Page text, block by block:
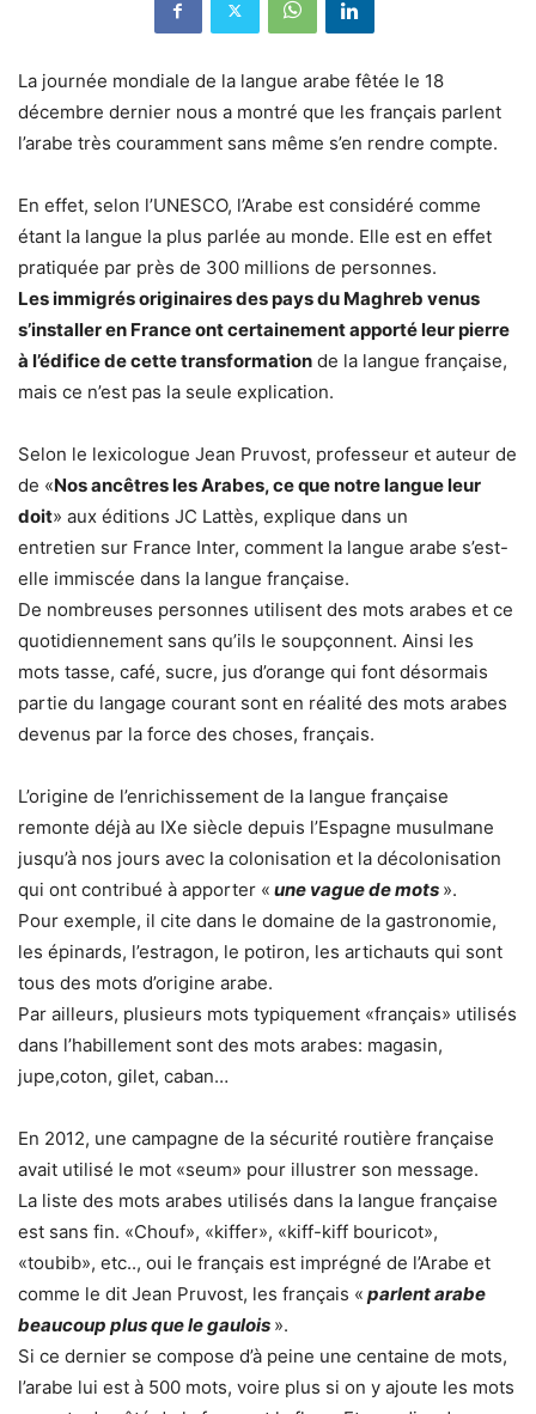
La journée mondiale de la langue arabe fêtée le 18
décembre dernier nous a montré que les français parlent
l’arabe très couramment sans même s’en rendre compte.
En effet, selon l’UNESCO, l’Arabe est considéré comme
étant la langue la plus parlée au monde. Elle est en effet
pratiquée par près de 300 millions de personnes.
Les immigrés originaires des pays du Maghreb venus
s’installer en France ont certainement apporté leur pierre
à l’édifice de cette transformation de la langue française,
mais ce n’est pas la seule explication.
Selon le lexicologue Jean Pruvost, professeur et auteur de
de «Nos ancêtres les Arabes, ce que notre langue leur
doit» aux éditions JC Lattès, explique dans un
entretien sur France Inter, comment la langue arabe s’est-
elle immiscée dans la langue française.
De nombreuses personnes utilisent des mots arabes et ce
quotidiennement sans qu’ils le soupçonnent. Ainsi les
mots tasse, café, sucre, jus d’orange qui font désormais
partie du langage courant sont en réalité des mots arabes
devenus par la force des choses, français.
L’origine de l’enrichissement de la langue française
remonte déjà au IXe siècle depuis l’Espagne musulmane
jusqu’à nos jours avec la colonisation et la décolonisation
qui ont contribué à apporter « une vague de mots ».
Pour exemple, il cite dans le domaine de la gastronomie,
les épinards, l’estragon, le potiron, les artichauts qui sont
tous des mots d’origine arabe.
Par ailleurs, plusieurs mots typiquement «français» utilisés
dans l’habillement sont des mots arabes: magasin,
jupe,coton, gilet, caban…
En 2012, une campagne de la sécurité routière française
avait utilisé le mot «seum» pour illustrer son message.
La liste des mots arabes utilisés dans la langue française
est sans fin. «Chouf», «kiffer», «kiff-kiff bouricot»,
«toubib», etc.., oui le français est imprégné de l’Arabe et
comme le dit Jean Pruvost, les français « parlent arabe
beaucoup plus que le gaulois ».
Si ce dernier se compose d’à peine une centaine de mots,
l’arabe lui est à 500 mots, voire plus si on y ajoute les mots